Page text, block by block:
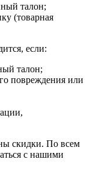
талон;
(товарная
если:
талон;
повреждения или
скидки. По всем
с нашими